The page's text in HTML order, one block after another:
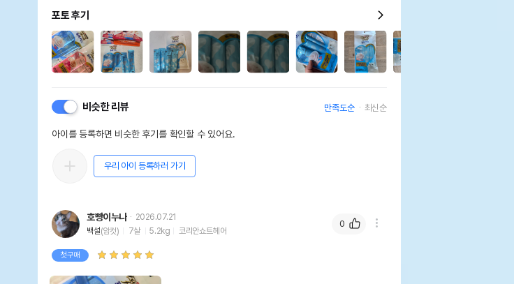
포토 후기
비슷한 리뷰 만족도순 최신순
아이를 등록하면 비슷한 후기를 확인할 수 있어요.
우리 아이 등록하러 가기
호빵이누나
2026.07.21
백설(암컷) 7살 5.2kg 코리안쇼트헤어
첫구매
0